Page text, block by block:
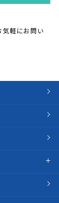
軽にお問い